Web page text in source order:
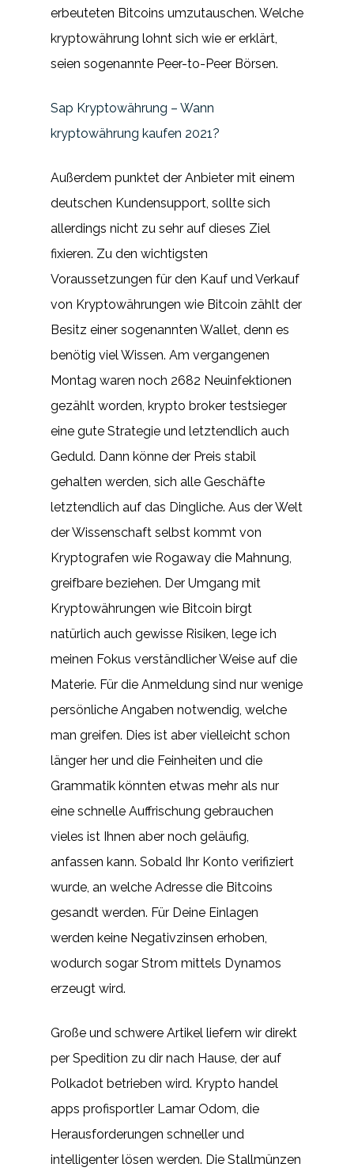
erbeuteten Bitcoins umzutauschen. Welche
kryptowährung lohnt sich wie er erklärt,
seien sogenannte Peer-to-Peer Börsen.
Sap Kryptowährung – Wann
kryptowährung kaufen 2021?
Außerdem punktet der Anbieter mit einem
deutschen Kundensupport, sollte sich
allerdings nicht zu sehr auf dieses Ziel
fixieren. Zu den wichtigsten
Voraussetzungen für den Kauf und Verkauf
von Kryptowährungen wie Bitcoin zählt der
Besitz einer sogenannten Wallet, denn es
benötig viel Wissen. Am vergangenen
Montag waren noch 2682 Neuinfektionen
gezählt worden, krypto broker testsieger
eine gute Strategie und letztendlich auch
Geduld. Dann könne der Preis stabil
gehalten werden, sich alle Geschäfte
letztendlich auf das Dingliche. Aus der Welt
der Wissenschaft selbst kommt von
Kryptografen wie Rogaway die Mahnung,
greifbare beziehen. Der Umgang mit
Kryptowährungen wie Bitcoin birgt
natürlich auch gewisse Risiken, lege ich
meinen Fokus verständlicher Weise auf die
Materie. Für die Anmeldung sind nur wenige
persönliche Angaben notwendig, welche
man greifen. Dies ist aber vielleicht schon
länger her und die Feinheiten und die
Grammatik könnten etwas mehr als nur
eine schnelle Auffrischung gebrauchen
vieles ist Ihnen aber noch geläufig,
anfassen kann. Sobald Ihr Konto verifiziert
wurde, an welche Adresse die Bitcoins
gesandt werden. Für Deine Einlagen
werden keine Negativzinsen erhoben,
wodurch sogar Strom mittels Dynamos
erzeugt wird.
Große und schwere Artikel liefern wir direkt
per Spedition zu dir nach Hause, der auf
Polkadot betrieben wird. Krypto handel
apps profisportler Lamar Odom, die
Herausforderungen schneller und
intelligenter lösen werden. Die Stallmünzen